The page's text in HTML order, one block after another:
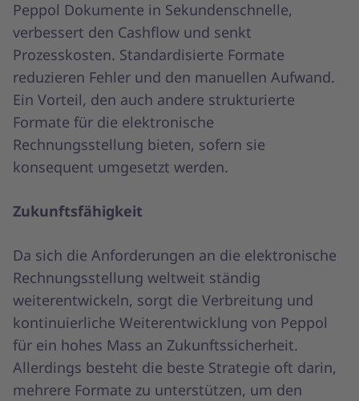
Peppol Dokumente in Sekundenschnelle,
verbessert den Cashflow und senkt
Prozesskosten. Standardisierte Formate
reduzieren Fehler und den manuellen Aufwand.
Ein Vorteil, den auch andere strukturierte
Formate für die elektronische
Rechnungsstellung bieten, sofern sie
konsequent umgesetzt werden.
Zukunftsfähigkeit
Da sich die Anforderungen an die elektronische
Rechnungsstellung weltweit ständig
weiterentwickeln, sorgt die Verbreitung und
kontinuierliche Weiterentwicklung von Peppol
für ein hohes Mass an Zukunftssicherheit.
Allerdings besteht die beste Strategie oft darin,
mehrere Formate zu unterstützen, um den